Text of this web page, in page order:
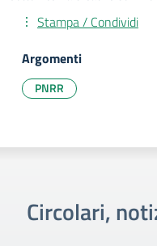
Stampa / Condividi
Argomenti
PNRR
Circolari,